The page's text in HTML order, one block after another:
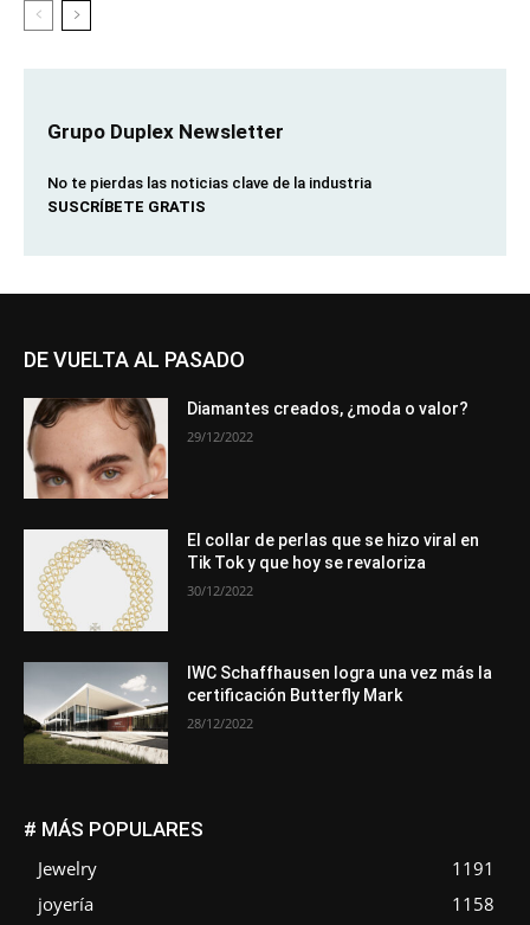
Grupo Duplex Newsletter
No te pierdas las noticias clave de la industria
SUSCRÍBETE GRATIS
DE VUELTA AL PASADO
Diamantes creados, ¿moda o valor?
29/12/2022
El collar de perlas que se hizo viral en
Tik Tok y que hoy se revaloriza
30/12/2022
IWC Schaffhausen logra una vez más la
certificación Butterfly Mark
28/12/2022
# MÁS POPULARES
Jewelry
1191
joyería
1158